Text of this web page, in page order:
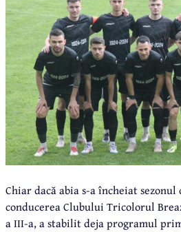
Chiar dacă abia s-a încheiat
conducerea Clubului Tricolorul
a III-a, a stabilit deja programul